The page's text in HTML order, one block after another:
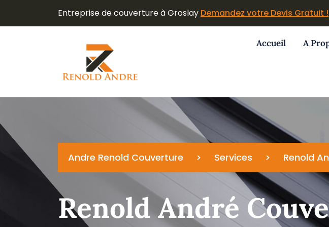
Entreprise de couverture à Groslay Demandez votre Devis Gratuit !
Accueil A
Andre Renold Couverture > Services > Renold
Renold André